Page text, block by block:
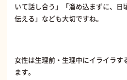
いて話し合う」「溜め込まずに、日
伝える」なども大切ですね。
女性は生理前・生理中にイライラす
ます。